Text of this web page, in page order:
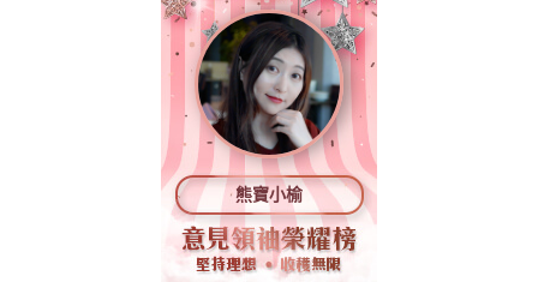
熊寶小榆